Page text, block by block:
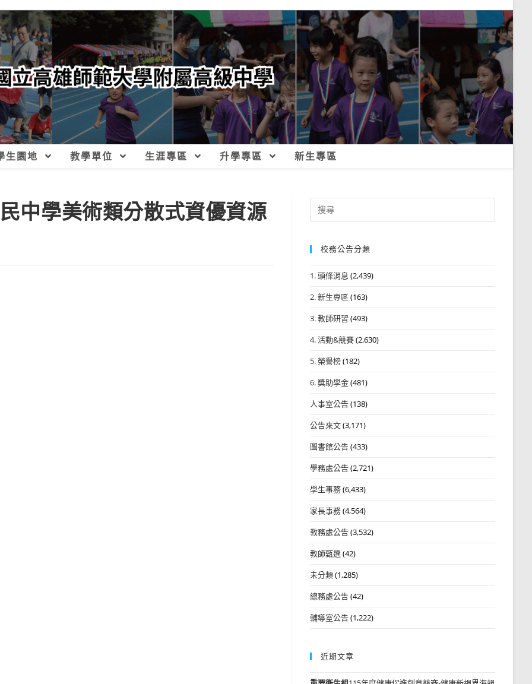
生園地 教學單位 生涯專區 升學專區 新生專區
中學美術類分散式資優資源
Search
for:
校務公告分類
1. 頭條消息 (2,439)
2. 新生專區 (163)
3. 教師研習 (493)
4. 活動&競賽(2,630)
5. 榮譽榜(182)
6. 獎助學金(481)
人事室公告(138)
公告來文(3,171)
圖書館公告(433)
學務處公告(2,721)
學生事務(6,433)
家長事務(4,564)
教務處公告(3,532)
教師甄選(42)
未分類(1,285)
總務處公告(42)
輔導室公告(1,222)
近期文章